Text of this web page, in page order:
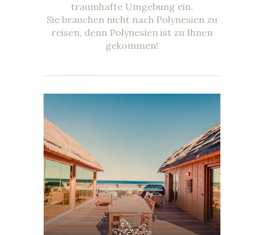
traumhafte Umgebung ein.
Sie brauchen nicht nach Polynesien zu
reisen, denn Polynesien ist zu Ihnen
gekommen!